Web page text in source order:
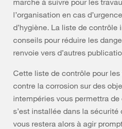
marche à suivre pour les
l’organisation en cas
d’hygiène. La liste de
conseils pour réduire les
renvoie vers d’autres
Cette liste de contrôle pour
contre la corrosion sur des
intempéries vous permettra
s’est installée dans la sécurité
vous restera alors à agir